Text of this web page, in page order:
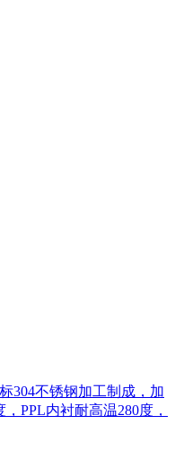
304不锈钢加工制成，加
PPL内衬耐高温280度，